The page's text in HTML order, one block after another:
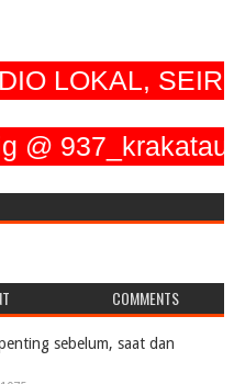
COMMENTS
sebelum, saat dan